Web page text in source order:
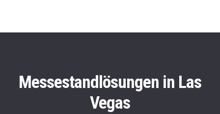
Messestandlösungen in Las
Vegas